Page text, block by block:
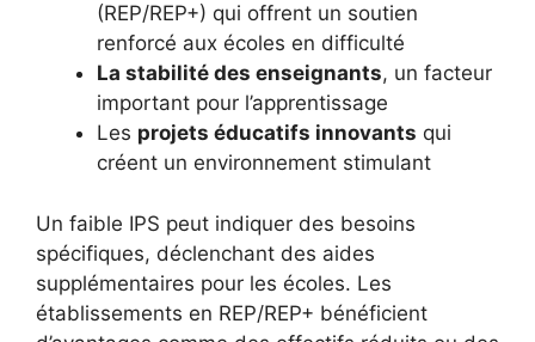
(REP/REP+) qui offrent un soutien
renforcé aux écoles en difficulté
La stabilité des enseignants, un facteur
important pour l’apprentissage
Les projets éducatifs innovants qui
créent un environnement stimulant
Un faible IPS peut indiquer des besoins
spécifiques, déclenchant des aides
supplémentaires pour les écoles. Les
établissements en REP/REP+ bénéficient